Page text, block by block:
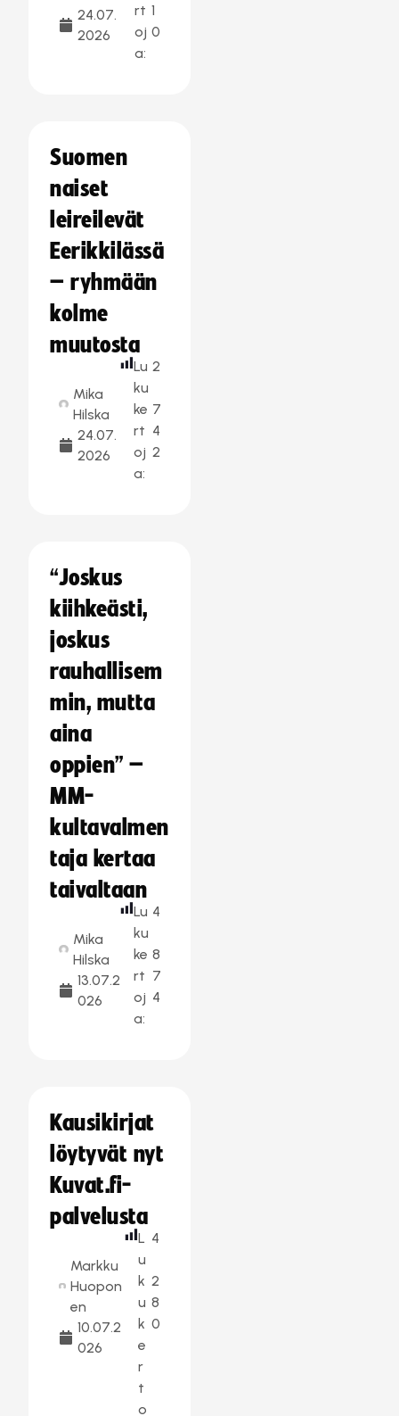
24.07.
2026
rt
oj
a:
1
0
Suomen
naiset
leireilevät
Eerikkilässä
– ryhmään
kolme
muutosta
Mika
Hilska
24.07.
2026
Lu
ku
ke
rt
oj
a:
2
7
4
2
“Joskus
kiihkeästi,
joskus
rauhallisem
min, mutta
aina
oppien” –
MM-
kultavalmen
taja kertaa
taivaltaan
Mika
Hilska
13.07.2
026
Lu
ku
ke
rt
oj
a:
4
8
7
4
Kausikirjat
löytyvät nyt
Kuvat.fi-
palvelusta
Markku
Huopon
en
10.07.2
026
L
u
k
u
k
e
r
t
o
4
2
8
0